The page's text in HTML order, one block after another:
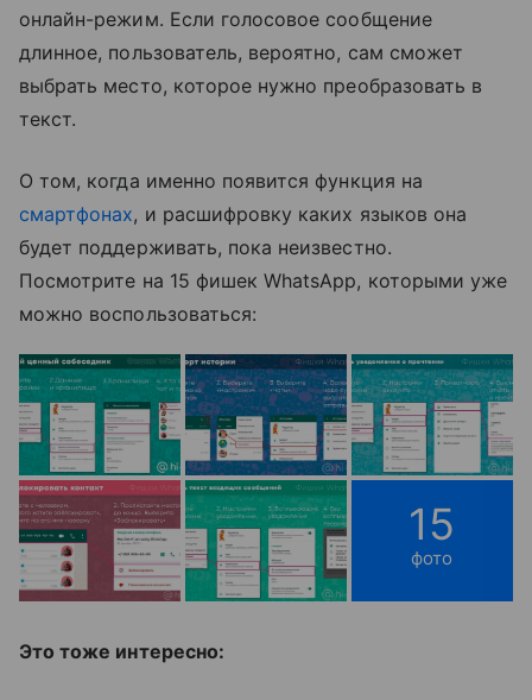
онлайн-режим. Если голосовое сообщение
длинное, пользователь, вероятно, сам сможет
выбрать место, которое нужно преобразовать в
текст.
О том, когда именно появится функция на
смартфонах, и расшифровку каких языков она
будет поддерживать, пока неизвестно.
Посмотрите на 15 фишек WhatsApp, которыми уже
можно воспользоваться:
15
фото
Это тоже интересно: